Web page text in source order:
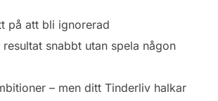
på att bli ignorerad
resultat snabbt utan spela någon
– men ditt Tinderliv halkar